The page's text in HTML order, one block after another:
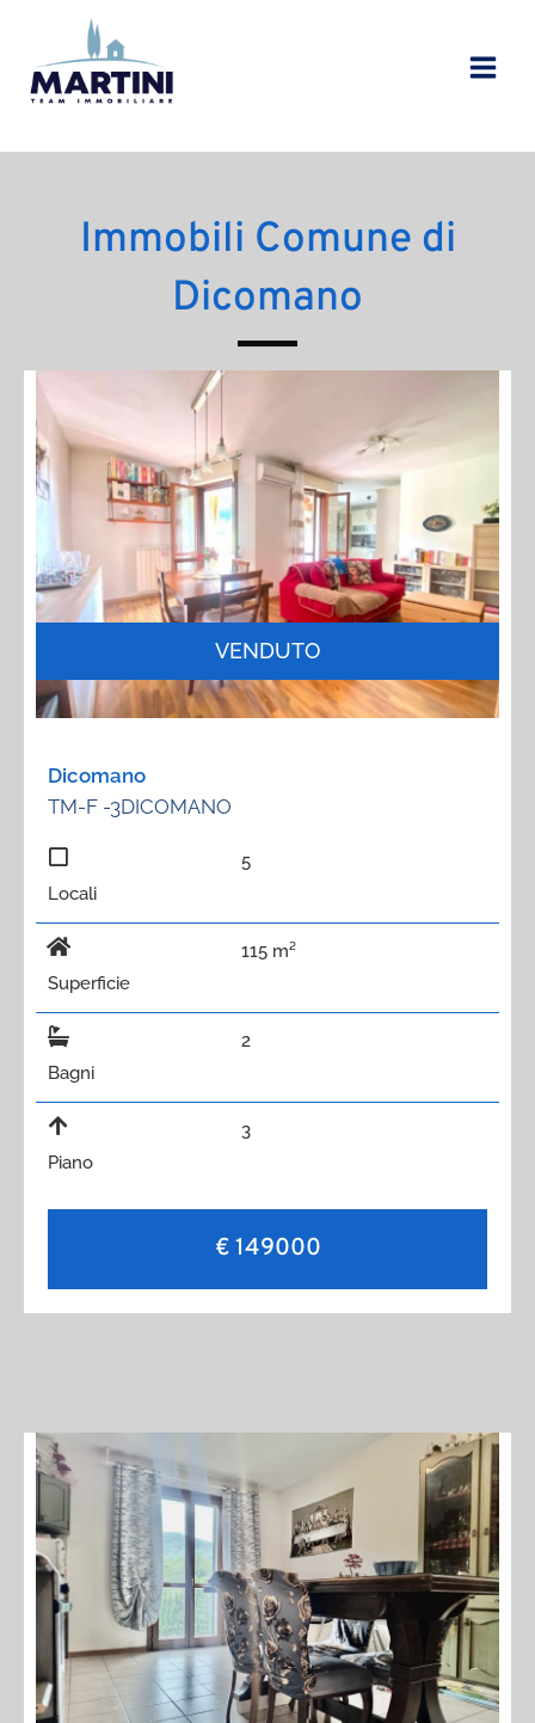
contenuto
Immobili Comune di
Dicomano
VENDUTO
Dicomano
TM-F -3DICOMANO
Locali
5
Superficie
115 m²
Bagni
2
Piano
3
€ 149000